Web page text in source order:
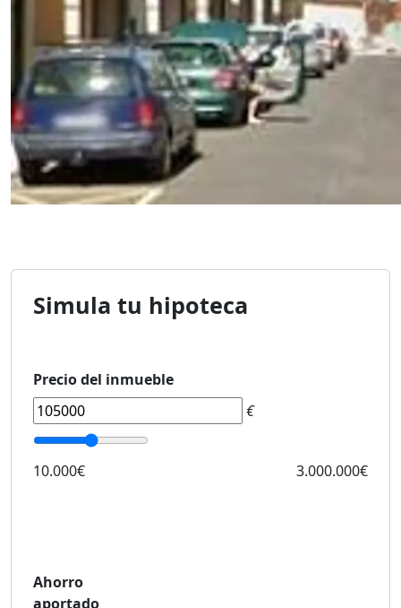
Simula tu hipoteca
Precio del inmueble
€
10.000€ 3.000.000€
Ahorro
aportado